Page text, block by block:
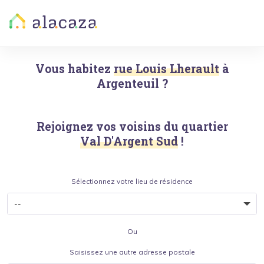
Vous habitez rue Louis Lherault à
Argenteuil ?
Rejoignez vos voisins du quartier
Val D'Argent Sud !
Sélectionnez votre lieu de résidence
Ou
Saisissez une autre adresse postale